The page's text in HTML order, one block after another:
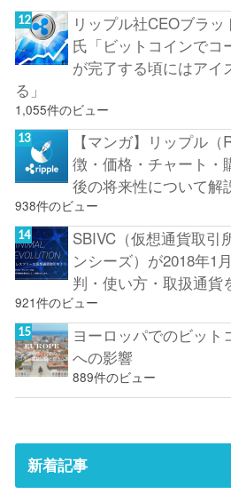
リップル社CEOブラ
氏「ビットコインでコ
が完了する頃にはアイ
る」
1,055件のビュー
【マンガ】リップル
徴・価格・チャート・
後の将来性について解
938件のビュー
SBIVC（仮想通貨取引
ンシーズ）が2018年1
判・使い方・取扱通貨
921件のビュー
ヨーロッパでのビット
への影響
889件のビュー
新着記事